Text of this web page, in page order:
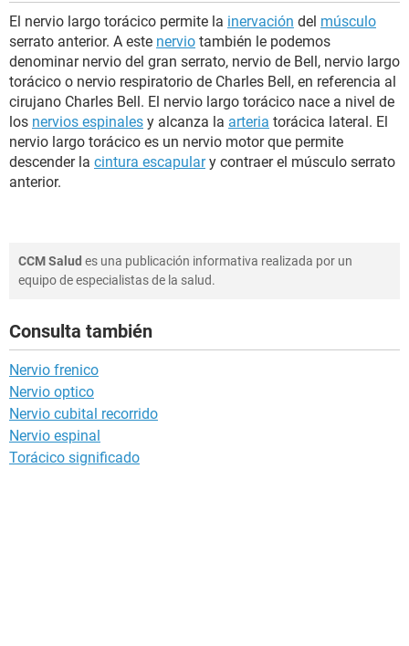
GLOSARIO
El nervio largo torácico permite la inervación del músculo
serrato anterior. A este nervio también le podemos
denominar nervio del gran serrato, nervio de Bell, nervio largo
torácico o nervio respiratorio de Charles Bell, en referencia al
cirujano Charles Bell. El nervio largo torácico nace a nivel de
los nervios espinales y alcanza la arteria torácica lateral. El
nervio largo torácico es un nervio motor que permite
descender la cintura escapulary contraer el músculo serrato
anterior.
CCM Salud es una publicación informativa realizada por un
equipo de especialistas de la salud.
Consulta también
Nervio frenico
Nervio optico
Nervio cubital recorrido
Nervio espinal
Torácico significado